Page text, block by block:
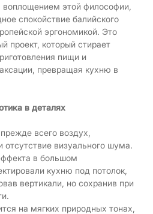
этой философии,
спокойствие балийского
эргономикой. Это
проект, который стирает
пищи и
превращая кухню в
в деталях
всего воздух,
отсутствие визуального шума.
в большом
кухню под потолок,
вертикали, но сохранив при
на мягких природных тонах,